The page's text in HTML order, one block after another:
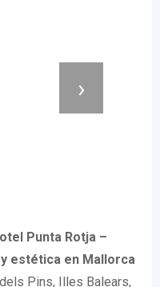
›
Punta Rotja –
estética en Mallorca
Pins, Illes Balears,